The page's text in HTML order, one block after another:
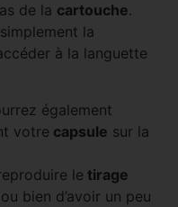
de la cartouche.
la
à la languette
également
votre capsule sur la
le tirage
bien d’avoir un peu